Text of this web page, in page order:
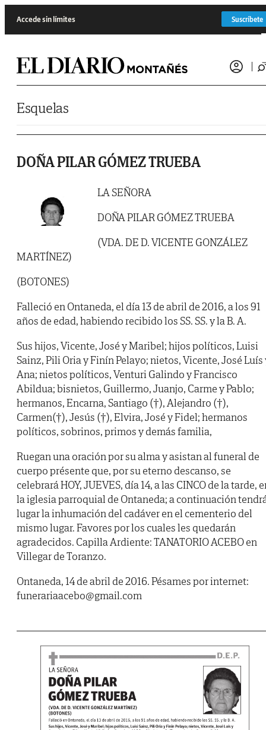
Accede sin límites Suscríbete
Esquelas
DOÑA PILAR GÓMEZ TRUEBA
LA SEÑORA
DOÑA PILAR GÓMEZ TRUEBA
(VDA. DE D. VICENTE GONZÁLEZ
MARTÍNEZ)
(BOTONES)
Falleció en Ontaneda, el día 13 de abril de 2016, a los 91
años de edad, habiendo recibido los SS. SS. y la B. A.
Sus hijos, Vicente, José y Maribel; hijos políticos, Luisi
Sainz, Pili Oria y Finín Pelayo; nietos, Vicente, José Luís
Ana; nietos políticos, Venturi Galindo y Francisco
Abildua; bisnietos, Guillermo, Juanjo, Carme y Pablo;
hermanos, Encarna, Santiago (†), Alejandro (†),
Carmen(†), Jesús (†), Elvira, José y Fidel; hermanos
políticos, sobrinos, primos y demás familia,
Ruegan una oración por su alma y asistan al funeral de
cuerpo présente que, por su eterno descanso, se
celebrará HOY, JUEVES, día 14, a las CINCO de la tarde,
la iglesia parroquial de Ontaneda; a continuación
lugar la inhumación del cadáver en el cementerio del
mismo lugar. Favores por los cuales les quedarán
agradecidos. Capilla Ardiente: TANATORIO ACEBO en
Villegar de Toranzo.
Ontaneda, 14 de abril de 2016. Pésames por internet:
funerariaacebo@gmail.com